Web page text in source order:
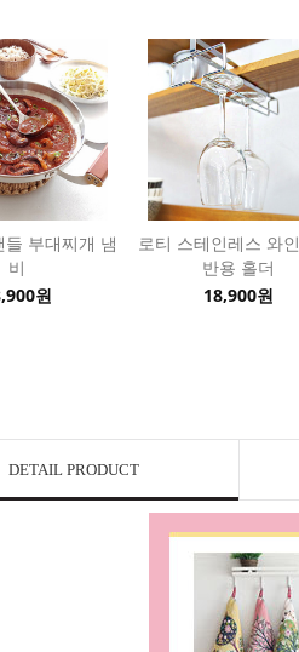
들 부대찌개 냄
비
원
로티 스테인레스 와
반용 홀더
18,900원
DETAIL PRODUCT